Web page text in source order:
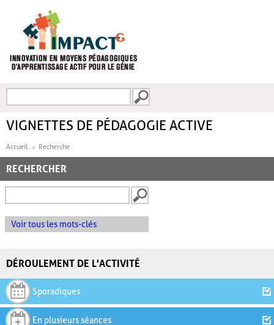
FORMULAIRE DE
VIGNETTES DE PÉDAGOGIE ACTIVE
Accueil Recherche
RECHERCHER
Voir tous les mots-clés
DÉROULEMENT DE L'ACTIVITÉ
Sporadiques
En plusieurs séances